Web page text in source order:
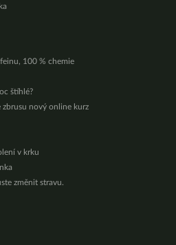
100 % chemie
štíhlé?
zbrusu nový online kurz
v krku
změnit stravu.